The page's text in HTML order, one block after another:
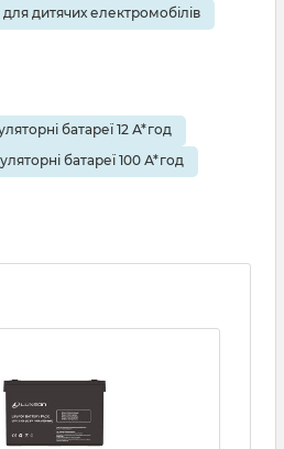
дитячих електромобілів
батареї 12 А*год
батареї 100 А*год